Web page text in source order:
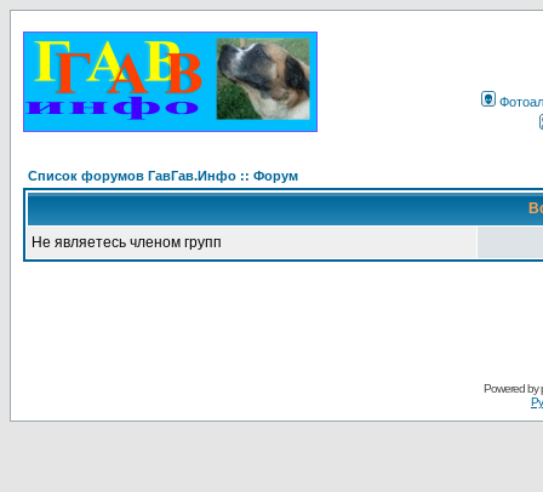
Список форумов ГавГав.Инфо :: Форум
Не являетесь членом групп
Powered by